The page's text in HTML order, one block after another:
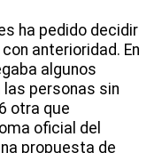
ha pedido decidir
con anterioridad. En
algunos
personas sin
otra que
oficial del
propuesta de